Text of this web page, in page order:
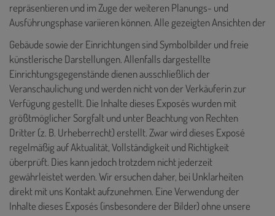
repräsentieren und im Zuge der weiteren Planungs- und
Ausführungsphase variieren können. Alle gezeigten Ansichten der
Gebäude sowie der Einrichtungen sind Symbolbilder und freie
künstlerische Darstellungen. Allenfalls dargestellte
Einrichtungsgegenstände dienen ausschließlich der
Veranschaulichung und werden nicht von der Verkäuferin zur
Verfügung gestellt. Die Inhalte dieses Exposés wurden mit
größtmöglicher Sorgfalt und unter Beachtung von Rechten
Dritter (z. B. Urheberrecht) erstellt. Zwar wird dieses Exposé
regelmäßig auf Aktualität, Vollständigkeit und Richtigkeit
überprüft. Dies kann jedoch trotzdem nicht jederzeit
gewährleistet werden. Wir ersuchen daher, bei Unklarheiten
direkt mit uns Kontakt aufzunehmen. Eine Verwendung der
Inhalte dieses Exposés (insbesondere der Bilder) ohne unsere